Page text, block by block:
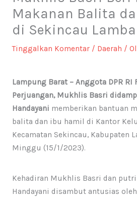
Makanan Balita
di Sekincau
Tinggalkan Komentar / Daerah /
Lampung Barat – Anggota DPR RI
Perjuangan, Mukhlis Basri
Handayani memberikan bantuan
balita dan ibu hamil di Kantor
Kecamatan Sekincau, Kabupaten
Minggu (15/1/2023).
Kehadiran Mukhlis Basri dan
Handayani disambut antusias